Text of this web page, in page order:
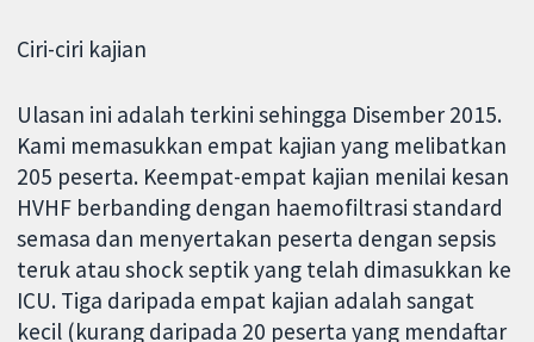
Ciri-ciri kajian
Ulasan ini adalah terkini sehingga Disember 2015.
Kami memasukkan empat kajian yang melibatkan
205 peserta. Keempat-empat kajian menilai kesan
HVHF berbanding dengan haemofiltrasi standard
semasa dan menyertakan peserta dengan sepsis
teruk atau shock septik yang telah dimasukkan ke
ICU. Tiga daripada empat kajian adalah sangat
kecil (kurang daripada 20 peserta yang mendaftar